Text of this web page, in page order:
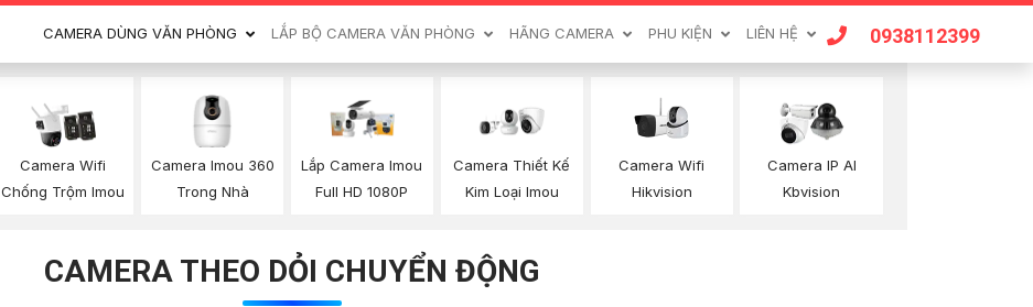
CAMERA DÙNG VĂN PHÒNG LẮP BỘ CAMERA VĂN PHÒNG HÃNG CAMERA PHU KIỆN LIÊN HỆ 0938112399
Camera Wifi
Chống Trộm Imou
Camera Imou 360
Trong Nhà
Lắp Camera Imou
Full HD 1080P
Camera Thiết Kế
Kim Loại Imou
Camera Wifi
Hikvision
Camera IP AI
Kbvision
CAMERA THEO DỎI CHUYỂN ĐỘNG